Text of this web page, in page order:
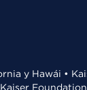
y Hawái •